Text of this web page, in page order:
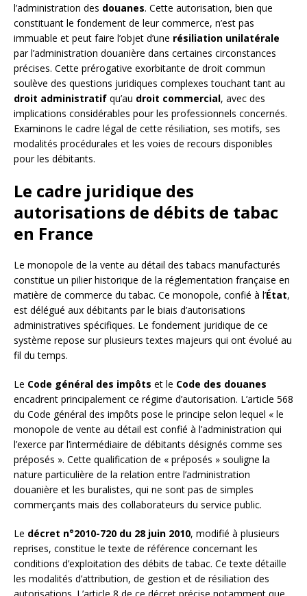
l’administration des douanes. Cette autorisation, bien que
constituant le fondement de leur commerce, n’est pas
immuable et peut faire l’objet d’une résiliation unilatérale
par l’administration douanière dans certaines circonstances
précises. Cette prérogative exorbitante de droit commun
soulève des questions juridiques complexes touchant tant au
droit administratif qu’au droit commercial, avec des
implications considérables pour les professionnels concernés.
Examinons le cadre légal de cette résiliation, ses motifs, ses
modalités procédurales et les voies de recours disponibles
pour les débitants.
Le cadre juridique des
autorisations de débits de tabac
en France
Le monopole de la vente au détail des tabacs manufacturés
constitue un pilier historique de la réglementation française en
matière de commerce du tabac. Ce monopole, confié à l’État,
est délégué aux débitants par le biais d’autorisations
administratives spécifiques. Le fondement juridique de ce
système repose sur plusieurs textes majeurs qui ont évolué au
fil du temps.
Le Code général des impôts et le Code des douanes
encadrent principalement ce régime d’autorisation. L’article 568
du Code général des impôts pose le principe selon lequel « le
monopole de vente au détail est confié à l’administration qui
l’exerce par l’intermédiaire de débitants désignés comme ses
préposés ». Cette qualification de « préposés » souligne la
nature particulière de la relation entre l’administration
douanière et les buralistes, qui ne sont pas de simples
commerçants mais des collaborateurs du service public.
Le décret n°2010-720 du 28 juin 2010, modifié à plusieurs
reprises, constitue le texte de référence concernant les
conditions d’exploitation des débits de tabac. Ce texte détaille
les modalités d’attribution, de gestion et de résiliation des